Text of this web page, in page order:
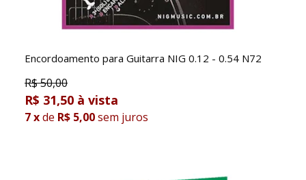
Encordoamento para Guitarra NIG 0.12 - 0.54 N72
R$50,00
R$ 31,50
7xde R$ 5,00sem juros